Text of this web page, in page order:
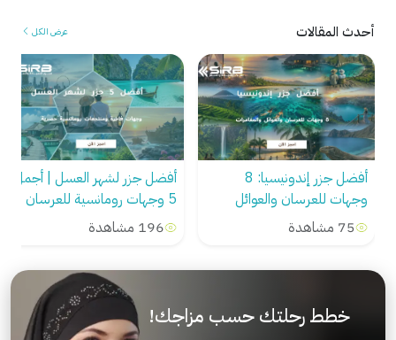
أحدث المقالات عرض الكل
أفضل جزر لشهر العسل | أجمل
5 وجهات رومانسية للعرسان
196 مشاهدة
دليل حجز شقق فندقية في
فيتنام للعوائل والعرسان
بأسعار تنافسية
65 مشاهدة
خطط رحلتك حسب مزاجك!